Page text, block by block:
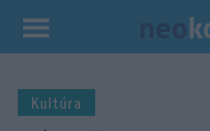
Kilépés
tartalomba
Kultúra